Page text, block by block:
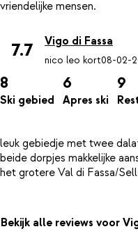
7.7 Vigo di Fassa
nico leo kort08-02-
8
Ski gebied
6
Apres ski
9
leuk gebiedje met twee
beide dorpjes makkelijke
Bekijk alle reviews voor